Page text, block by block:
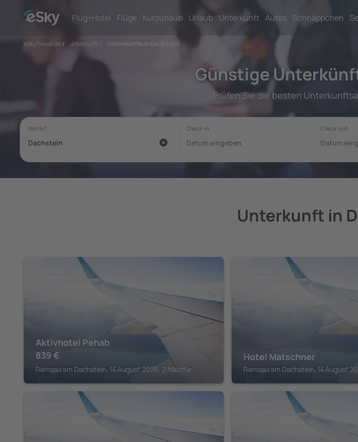
Flug+Hotel Flüge Kurzurlaub Urlaub Unterkunft Autos Schnäppchen
eSkyTravel.de/ unterkunft / Unterkünfte in Dachstein
Günstige
Prüfen Sie die besten
Unterkunft in
Aktivhotel Pehab
839 €
Ramsau am Dachstein, 14 August 2026, 2 Nächte
Hotel Matschner
Ramsau am Dachstein, 14 August